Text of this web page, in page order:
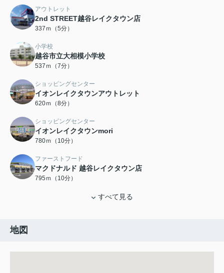
アウトレット
2nd STREET越谷レイクタウン店
337ｍ（5分）
小学校
越谷市立大相模小学校
537ｍ（7分）
ショッピングセンター
イオンレイクタウンアウトレット
620ｍ（8分）
ショッピングセンター
イオンレイクタウンmori
780ｍ（10分）
ファーストフード
マクドナルド 越谷レイクタウン店
795ｍ（10分）
すべて見る
地図